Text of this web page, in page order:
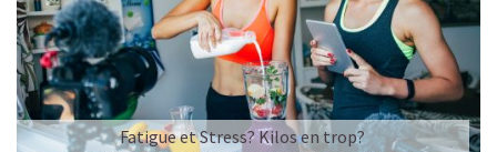
Imaginez un caramel fondant qui se mêle à un café
frappé crémeux, sans sucre raffiné et boosté en
protéines végétales.
C’est la boisson plaisir par excellence — celle qui
réconcilie dessert glacé et nutrition.
Fatigue et Stress? Kilos en trop?